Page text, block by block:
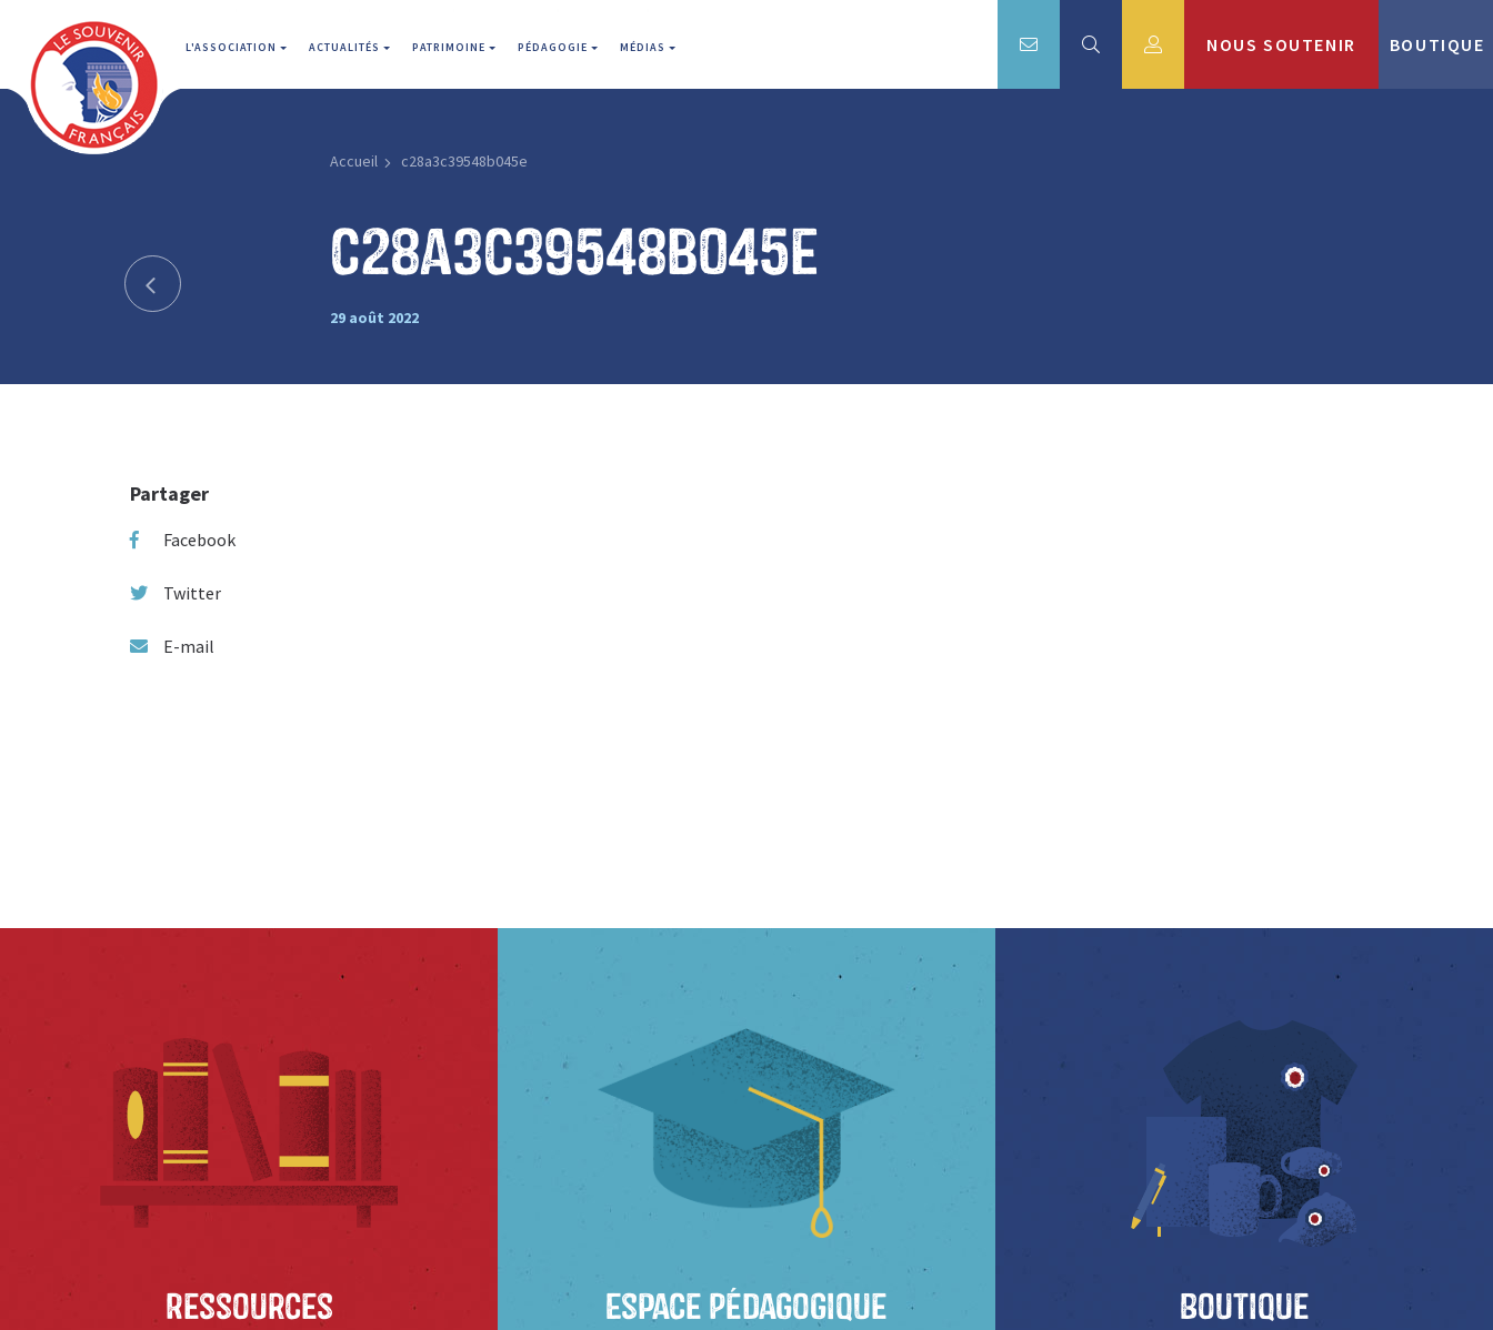
L'ASSOCIATION ACTUALITÉS PATRIMOINE PÉDAGOGIE MÉDIAS NOUS SOUTENIR BOUTIQUE
Accueil c28a3c39548b045e
c28a3c39548b045e
29 août 2022
Partager
Facebook
Twitter
E-mail
Ressources Espace Pédagogique Boutique